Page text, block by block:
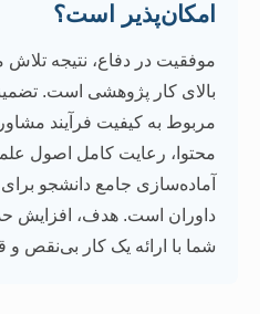
امکان‌پذیر است؟
موفقیت در دفاع، نتیجه
بالای کار پژوهشی است.
مربوط به کیفیت فرآیند
محتوا، رعایت کامل اصول
آماده‌سازی جامع دانشجو
داوران است. هدف، افزایش
شما با ارائه یک کار بی‌نقص و